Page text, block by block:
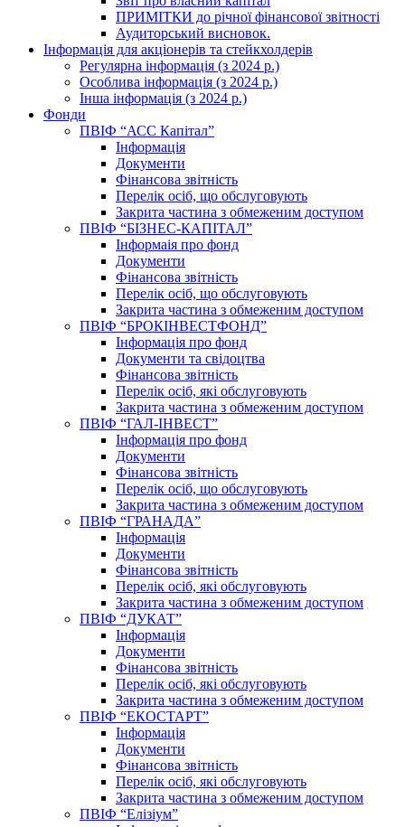
ПРИМІТКИ до річної фінансової звітності
Аудиторський висновок.
Інформація для акціонерів та стейкхолдерів
Регулярна інформація (з 2024 р.)
Особлива інформація (з 2024 р.)
Інша інформація (з 2024 р.)
Фонди
ПВІФ “АСС Капітал”
Інформація
Документи
Фінансова звітність
Перелік осіб, що обслуговують
Закрита частина з обмеженим доступом
ПВІФ “БІЗНЕС-КАПІТАЛ”
Інформаія про фонд
Документи
Фінансова звітність
Перелік осіб, що обслуговують
Закрита частина з обмеженим доступом
ПВІФ “БРОКІНВЕСТФОНД”
Інформація про фонд
Документи та свідоцтва
Фінансова звітність
Перелік осіб, які обслуговують
Закрита частина з обмеженим доступом
ПВІФ “ГАЛ-ІНВЕСТ”
Інформація про фонд
Документи
Фінансова звітність
Перелік осіб, що обслуговують
Закрита частина з обмеженим доступом
ПВІФ “ГРАНАДА”
Інформація
Документи
Фінансова звітність
Перелік осіб, які обслуговують
Закрита частина з обмеженим доступом
ПВІФ “ДУКАТ”
Інформація
Документи
Фінансова звітність
Перелік осіб, які обслуговують
Закрита частина з обмеженим доступом
ПВІФ “ЕКОСТАРТ”
Інформація
Документи
Фінансова звітність
Перелік осіб, які обслуговують
Закрита частина з обмеженим доступом
ПВІФ “Елізіум”